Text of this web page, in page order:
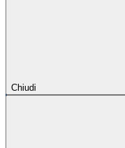
Chiudi